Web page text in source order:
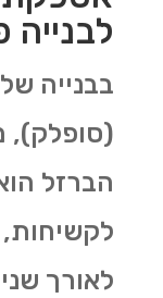
לבנייה
בבנייה
(סופלק),
הברזל
לאורך